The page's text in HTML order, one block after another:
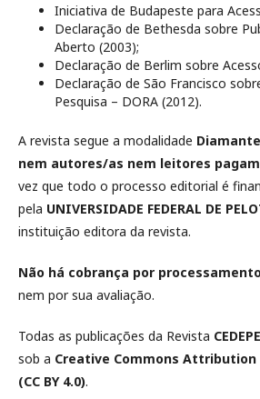
Iniciativa de Budapeste para
Declaração de Bethesda sobre
Aberto (2003);
Declaração de Berlim sobre
Declaração de São Francisco
Pesquisa – DORA (2012).
A revista segue a modalidade
nem autores/as nem leitores
vez que todo o processo editorial é
pela UNIVERSIDADE FEDERAL DE
instituição editora da revista.
Não há cobrança por
nem por sua avaliação.
Todas as publicações da Revista
sob a Creative Commons
(CC BY 4.0).